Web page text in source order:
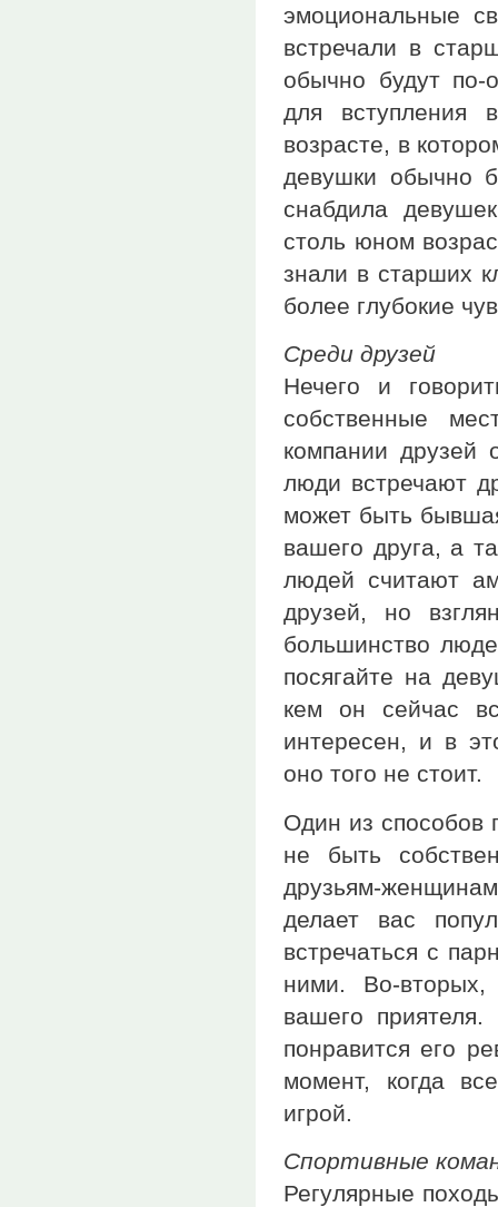
эмоциональные
встречали в
обычно будут
для вступления
возрасте, в
девушки обычно
снабдила
столь юном
знали в старших
более глубокие
Среди друзей
Нечего и
собственные
компании друзей
люди встречают
может быть
вашего друга, а
людей считают
друзей, но
большинство
посягайте на
кем он сейчас
интересен, и в
оно того не стоит.
Один из способов
не быть
друзьям-
делает вас
встречаться с
ними. Во-вторых,
вашего
понравится его
момент, когда
игрой.
Спортивные
Регулярные